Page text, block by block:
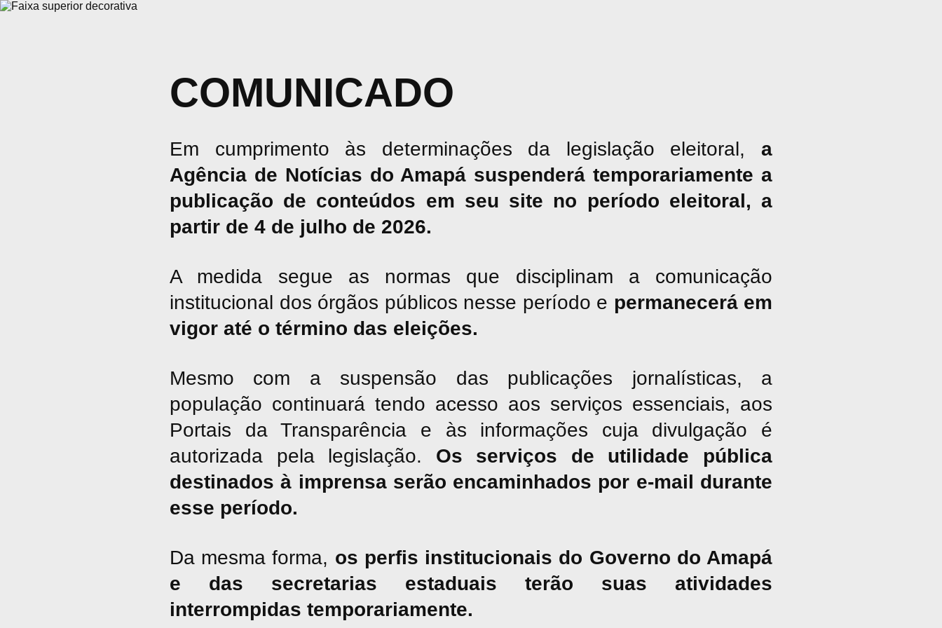
COMUNICADO
Em cumprimento às determinações da legislação eleitoral, a
Agência de Notícias do Amapá suspenderá temporariamente a
publicação de conteúdos em seu site no período eleitoral, a
partir de 4 de julho de 2026.
A medida segue as normas que disciplinam a comunicação
institucional dos órgãos públicos nesse período e permanecerá em
vigor até o término das eleições.
Mesmo com a suspensão das publicações jornalísticas, a
população continuará tendo acesso aos serviços essenciais, aos
Portais da Transparência e às informações cuja divulgação é
autorizada pela legislação. Os serviços de utilidade pública
destinados à imprensa serão encaminhados por e-mail durante
esse período.
Da mesma forma, os perfis institucionais do Governo do Amapá
e das secretarias estaduais terão suas atividades
interrompidas temporariamente.